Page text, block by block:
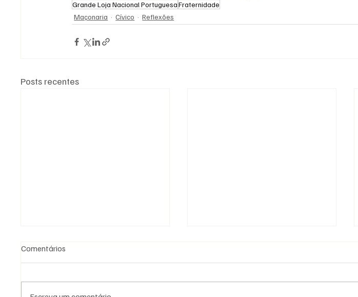
Grande Loja Nacional PortuguesaFraternidade
Maçonaria
Cívico Reflexões
Posts recentes
Comentários